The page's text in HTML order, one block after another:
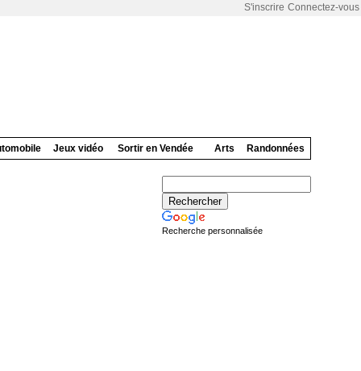
Connectez-vous
S'inscrire
Jeux vidéo Sortir en Vendée Arts Randonnées
Recherche personnalisée